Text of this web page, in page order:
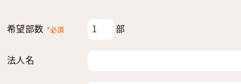
希望部数 *必須 部
法人名